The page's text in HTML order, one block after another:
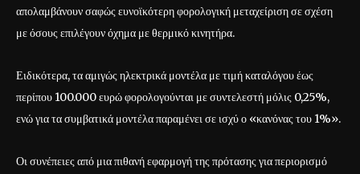
απολαμβάνουν σαφώς ευνοϊκότερη φορολογική μεταχείριση σε σχέση
με όσους επιλέγουν όχημα με θερμικό κινητήρα.
Ειδικότερα, τα αμιγώς ηλεκτρικά μοντέλα με τιμή καταλόγου έως
περίπου 100.000 ευρώ φορολογούνται με συντελεστή μόλις 0,25%,
ενώ για τα συμβατικά μοντέλα παραμένει σε ισχύ ο «κανόνας του 1%».
Οι συνέπειες από μια πιθανή εφαρμογή της πρότασης για περιορισμό